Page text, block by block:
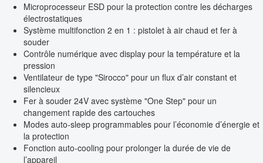
Microprocesseur ESD pour la protection contre les décharges
électrostatiques
Système multifonction 2 en 1 : pistolet à air chaud et fer à
souder
Contrôle numérique avec display pour la température et la
pression
Ventilateur de type "Sirocco" pour un flux d’air constant et
silencieux
Fer à souder 24V avec système "One Step" pour un
changement rapide des cartouches
Modes auto-sleep programmables pour l’économie d’énergie et
la protection
Fonction auto-cooling pour prolonger la durée de vie de
l’appareil